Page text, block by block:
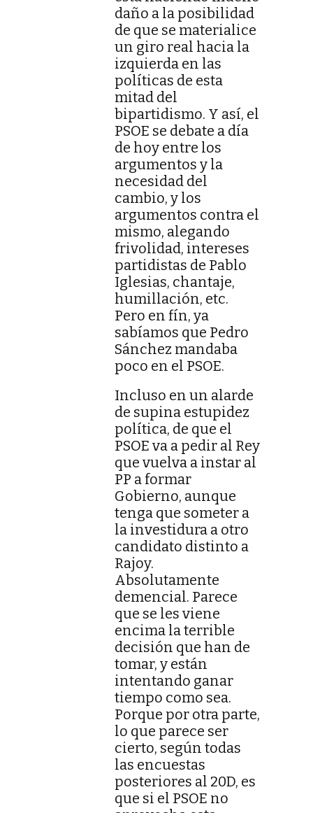
daño a la posibilidad
de que se materialice
un giro real hacia la
izquierda en las
políticas de esta
mitad del
bipartidismo. Y así, el
PSOE se debate a día
de hoy entre los
argumentos y la
necesidad del
cambio, y los
argumentos contra el
mismo, alegando
frivolidad, intereses
partidistas de Pablo
Iglesias, chantaje,
humillación, etc.
Pero en fín, ya
sabíamos que Pedro
Sánchez mandaba
poco en el PSOE.
Incluso en un alarde
de supina estupidez
política, de que el
PSOE va a pedir al Rey
que vuelva a instar al
PP a formar
Gobierno, aunque
tenga que someter a
la investidura a otro
candidato distinto a
Rajoy.
Absolutamente
demencial. Parece
que se les viene
encima la terrible
decisión que han de
tomar, y están
intentando ganar
tiempo como sea.
Porque por otra parte,
lo que parece ser
cierto, según todas
las encuestas
posteriores al 20D, es
que si el PSOE no